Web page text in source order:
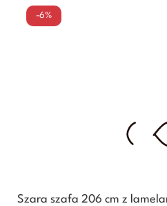
-6%
Szara szafa 206 cm z